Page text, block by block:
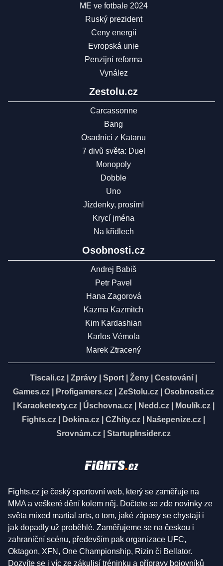
ME ve fotbale 2024
Ruský prezident
Ceny energií
Evropská unie
Penzijní reforma
Vynález
Zestolu.cz
Carcassonne
Bang
Osadníci z Katanu
7 divů světa: Duel
Monopoly
Dobble
Uno
Jízdenky, prosím!
Krycí jména
Na křídlech
Osobnosti.cz
Andrej Babiš
Petr Pavel
Hana Zagorová
Kazma Kazmitch
Kim Kardashian
Karlos Vémola
Marek Ztracený
Tiscali.cz Zprávy Sport Ženy Cestování
Games.cz
Profigamers.cz ZeStolu.cz
Osobnosti.cz
Karaoketexty.cz| Úschovna.cz| Nedd.cz| Moulík.cz|
Fights.cz
Dokina.cz CZhity.cz Našepeníze.cz
Srovnám.cz
StartupInsider.cz
Fights.cz je český sportovní web, který se zaměřuje na
MMA a veškeré dění kolem něj. Dočtete se zde novinky ze
světa mixed martial arts, o tom, jaké zápasy se chystají i
jak dopadly už proběhlé. Zaměřujeme se na českou i
zahraniční scénu, především pak organizace UFC,
Oktagon, XFN, One Championship, Rizin či Bellator.
Dozvíte se i víc ze zákulisí tréninku a přípravy bojovníků